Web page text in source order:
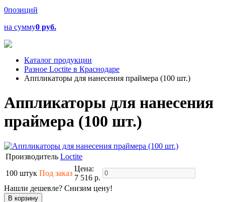
0позиций
на сумму0 руб.
Каталог продукции
Разное Loctite в Краснодаре
Аппликаторы для нанесения праймера (100 шт.)
Аппликаторы для нанесения
праймера (100 шт.)
Производитель Loctite
100 штук Под заказ
Цена:
7 516 р.
Нашли дешевле? Снизим цену!